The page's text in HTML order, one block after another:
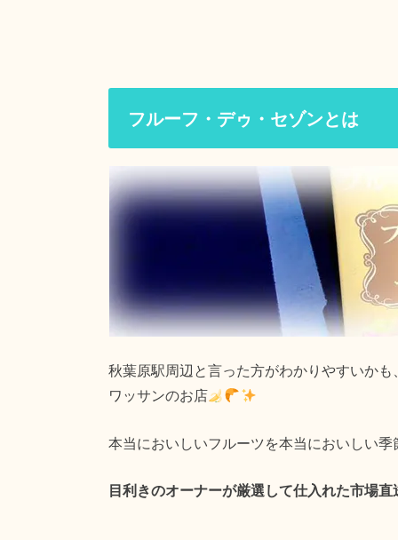
フルーフ・デゥ・セゾンとは
秋葉原駅周辺と言った方がわかりやすいか
ワッサンのお店
本当においしいフルーツを本当においしい
目利きのオーナーが厳選して仕入れた市場